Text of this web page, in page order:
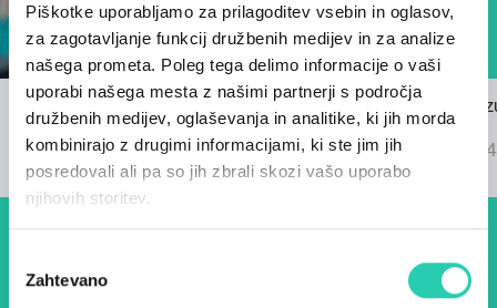
Piškotke uporabljamo za prilagoditev vsebin in oglasov,
za zagotavljanje funkcij družbenih medijev in za analize
našega prometa. Poleg tega delimo informacije o vaši
uporabi našega mesta z našimi partnerji s področja
družbenih medijev, oglaševanja in analitike, ki jih morda
kombinirajo z drugimi informacijami, ki ste jim jih
posredovali ali pa so jih zbrali skozi vašo uporabo
njihovih storitev.
soglasja
Zahtevano
Razpis za himno GO! 2025
22/03/2024
Znani so
GO! 2025
04/09/2024
Dogodki, članki in zgodbe iz
evropske prestolnice kulture